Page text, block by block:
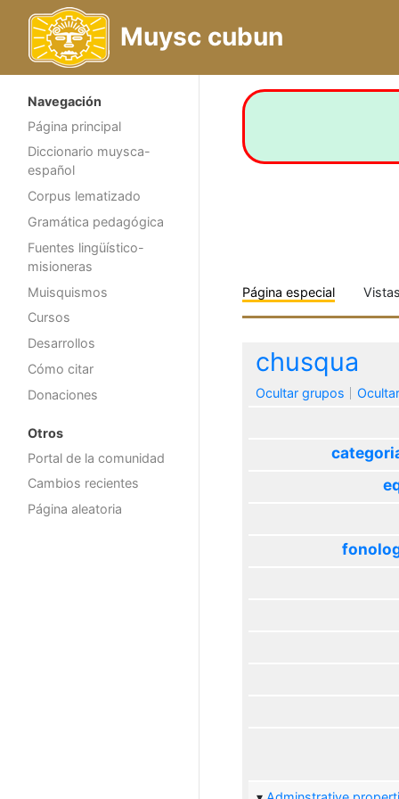
Muysc cubun
Navegación
Página principal
Diccionario muysca-
español
Corpus lematizado
Gramática pedagógica
Fuentes lingüístico-
misioneras
Muisquismos
Cursos
Desarrollos
Cómo citar
Donaciones
Otros
Portal de la comunidad
Cambios recientes
Página aleatoria
Página especial
chusqua
Ocultar grupos